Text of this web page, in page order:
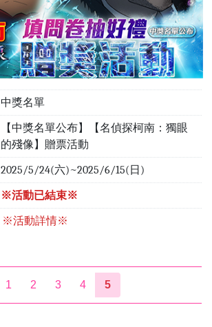
中獎名單
【中獎名單公布】【名偵探柯南：獨眼
的殘像】贈票活動
2025/5/24(六)~2025/6/15(日)
※活動已結束※
※活動詳情※
1 2 3 4 5